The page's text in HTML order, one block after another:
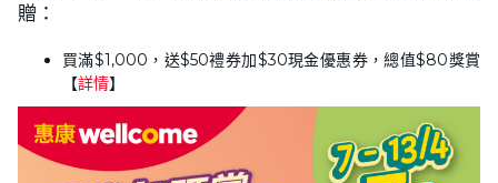
贈：
買滿$1,000，送$50禮券加$30現金優惠券，總值$80獎賞
【詳情】